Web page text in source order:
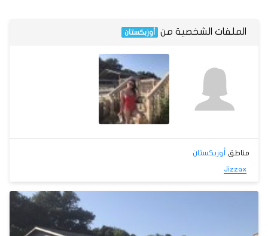
الملفات الشخصية من أوزبكستان
مناطق أوزبكستان
Jizzax